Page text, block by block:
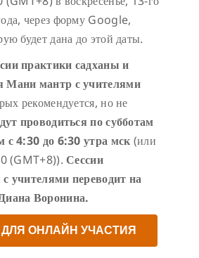
через форму Google,
будет дана до этой даты.
практики садханы и
Мани мантр с учителями
рекомендуется, но не
проводиться по субботам
с 4:30 до 6:30 утра мск (или
(GMT+8)).Сессии
учителями переводит на
Воронина.
ОНЛАЙН УЧАСТИЯ